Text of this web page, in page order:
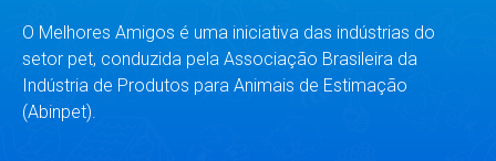
O Melhores Amigos é uma iniciativa das indústrias do
setor pet, conduzida pela Associação Brasileira da
Indústria de Produtos para Animais de Estimação
(Abinpet).